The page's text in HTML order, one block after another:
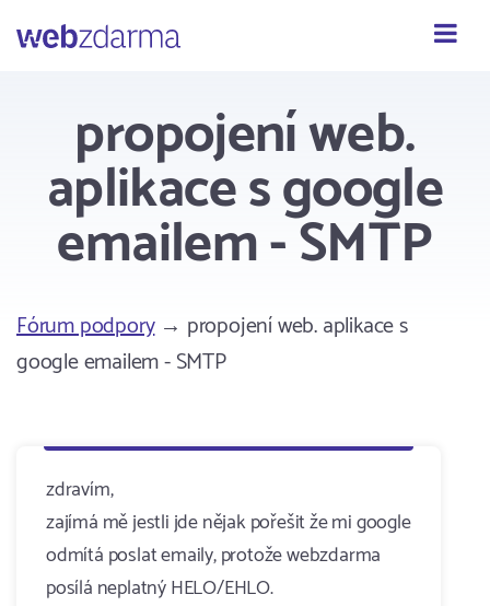
Webzdarma
propojení web.
aplikace s google
emailem - SMTP
Fórum podpory→ propojení web. aplikace s
google emailem - SMTP
zdravím,
zajímá mě jestli jde nějak pořešit že mi google
odmítá poslat emaily, protože webzdarma
posílá neplatný HELO/EHLO.